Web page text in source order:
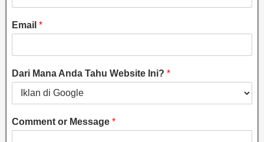
Email *
Dari Mana Anda Tahu Website Ini? *
Comment or Message *